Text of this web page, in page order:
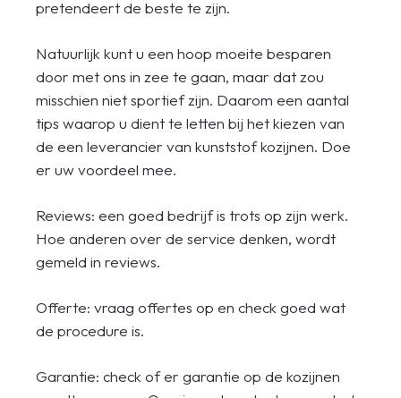
pretendeert de beste te zijn.
Natuurlijk kunt u een hoop moeite besparen
door met ons in zee te gaan, maar dat zou
misschien niet sportief zijn. Daarom een aantal
tips waarop u dient te letten bij het kiezen van
de een leverancier van kunststof kozijnen. Doe
er uw voordeel mee.
Reviews: een goed bedrijf is trots op zijn werk.
Hoe anderen over de service denken, wordt
gemeld in reviews.
Offerte: vraag offertes op en check goed wat
de procedure is.
Garantie: check of er garantie op de kozijnen